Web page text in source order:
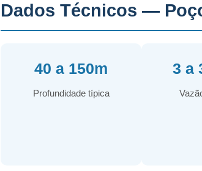
Dados Técnicos —
40 a 150m
Profundidade típica
3 a